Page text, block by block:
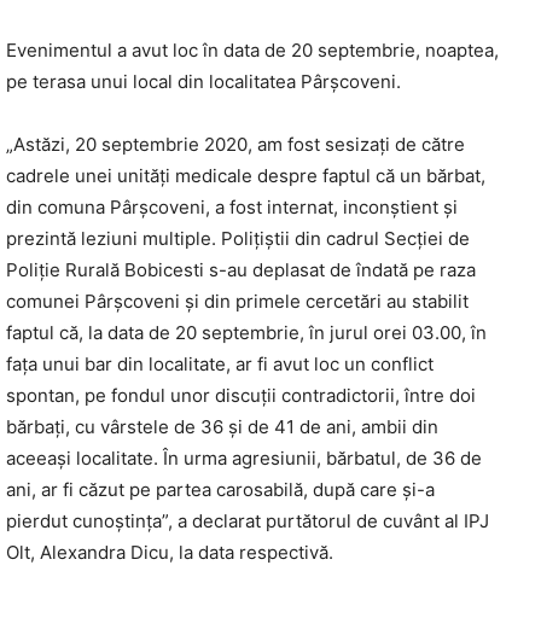
Evenimentul a avut loc în data de 20 septembrie, noaptea,
pe terasa unui local din localitatea Pârşcoveni.
„Astăzi, 20 septembrie 2020, am fost sesizați de către
cadrele unei unități medicale despre faptul că un bărbat,
din comuna Pârșcoveni, a fost internat, inconștient și
prezintă leziuni multiple. Polițiștii din cadrul Secției de
Poliție Rurală Bobicesti s-au deplasat de îndată pe raza
comunei Pârșcoveni și din primele cercetări au stabilit
faptul că, la data de 20 septembrie, în jurul orei 03.00, în
fața unui bar din localitate, ar fi avut loc un conflict
spontan, pe fondul unor discuții contradictorii, între doi
bărbați, cu vârstele de 36 și de 41 de ani, ambii din
aceeași localitate. În urma agresiunii, bărbatul, de 36 de
ani, ar fi căzut pe partea carosabilă, după care și-a
pierdut cunoștința”, a declarat purtătorul de cuvânt al IPJ
Olt, Alexandra Dicu, la data respectivă.